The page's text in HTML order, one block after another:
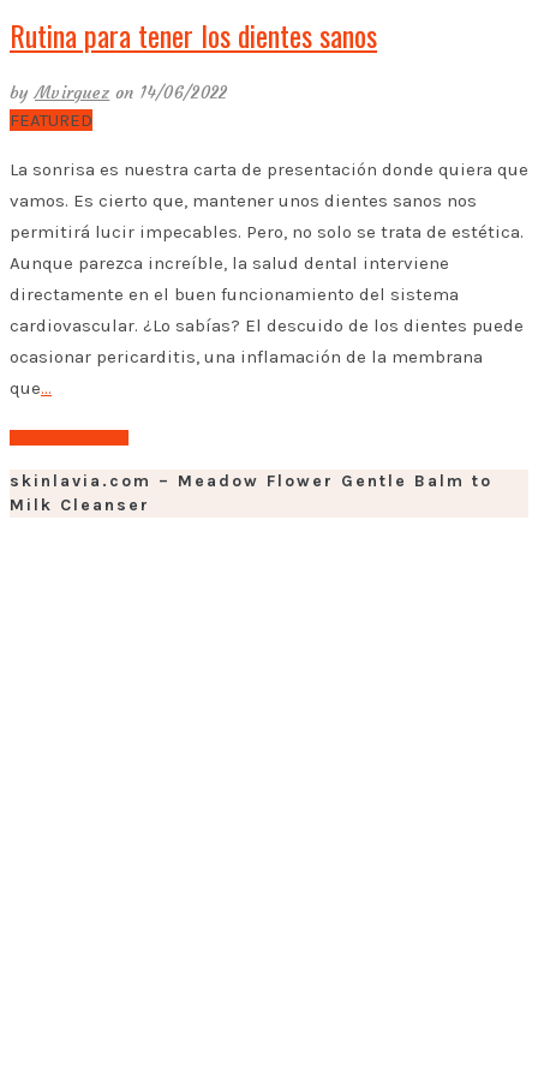
Rutina para tener los dientes sanos
byMvirguez on 14/06/2022
FEATURED
La sonrisa es nuestra carta de presentación donde quiera que
vamos. Es cierto que, mantener unos dientes sanos nos
permitirá lucir impecables. Pero, no solo se trata de estética.
Aunque parezca increíble, la salud dental interviene
directamente en el buen funcionamiento del sistema
cardiovascular. ¿Lo sabías? El descuido de los dientes puede
ocasionar pericarditis, una inflamación de la membrana
que…
skinlavia.com – Meadow Flower Gentle Balm to
Milk Cleanser